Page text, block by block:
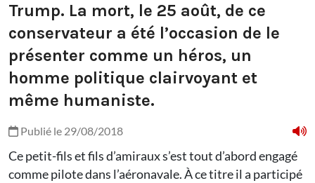
Trump. La mort, le 25 août, de ce
conservateur a été l’occasion de le
présenter comme un héros, un
homme politique clairvoyant et
même humaniste.
Publié le 29/08/2018
Ce petit-fils et fils d’amiraux s’est tout d’abord engagé
comme pilote dans l’aéronavale. À ce titre il a participé